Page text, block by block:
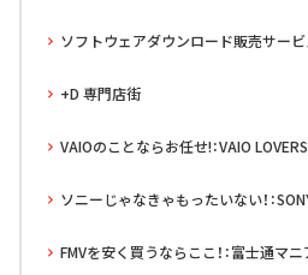
ソフトウェアダウンロード販売サー
+D 専門店街
VAIOのことならお任せ!：VAIO LOVERS
ソニーじゃなきゃもったいない！：
FMVを安く買うならここ！：富士通マニ